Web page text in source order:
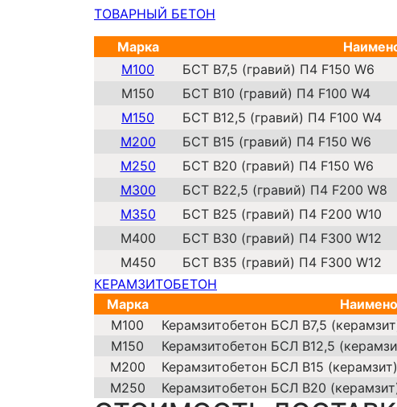
ТОВАРНЫЙ БЕТОН
Марка
М100
БСТ В7,5 (гравий) П4 F150 W6
М150
БСТ В10 (гравий) П4 F100 W4
М150
БСТ В12,5 (гравий) П4 F100 W4
М200
БСТ В15 (гравий) П4 F150 W6
М250
БСТ В20 (гравий) П4 F150 W6
М300
БСТ В22,5 (гравий) П4 F200 W8
М350
БСТ В25 (гравий) П4 F200 W10
М400
БСТ В30 (гравий) П4 F300 W12
М450
БСТ В35 (гравий) П4 F300 W12
КЕРАМЗИТОБЕТОН
Марка
М100
Керамзитобетон БСЛ В7,5
М150
Керамзитобетон БСЛ В12,5
М200
Керамзитобетон БСЛ В15
М250
Керамзитобетон БСЛ В20